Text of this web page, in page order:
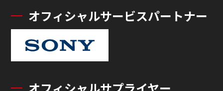
オフィシャルサービスパートナー